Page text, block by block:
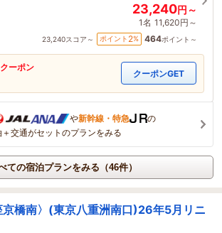
23,240円～
1名 11,620円～
23,240スコア～ ポイント 2% 464ポイント～
ーポン
クーポンGET
や新幹線・特急
の
＋交通がセットのプランをみる
ての宿泊プランをみる（46件）
京橋南〉(東京八重洲南口)26年5月リニ